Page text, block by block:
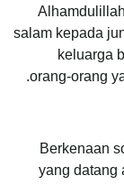
salam kepada
keluarga
orang-orang
Berkenaan
yang datang